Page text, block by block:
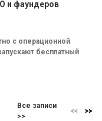
и фаундеров
с операционной
бесплатный
Все записи
>>